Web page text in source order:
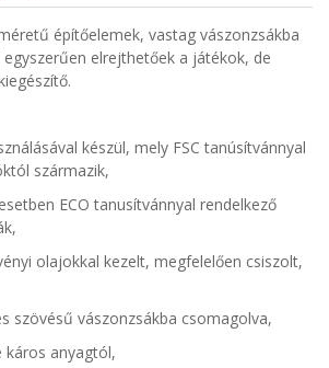
építőelemek, vastag vászonzsákba
elrejthetőek a játékok, de
készül, mely FSC tanúsítvánnyal
származik,
ECO tanusítvánnyal rendelkező
olajokkal kezelt, megfelelően csiszolt,
szövésű vászonzsákba csomagolva,
káros anyagtól,